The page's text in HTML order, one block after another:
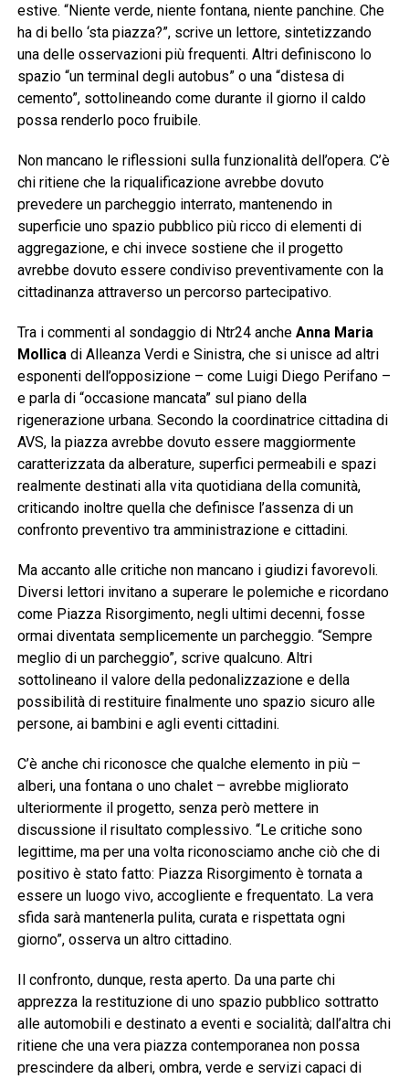
estive. “Niente verde, niente fontana, niente panchine. Che
ha di bello ‘sta piazza?”, scrive un lettore, sintetizzando
una delle osservazioni più frequenti. Altri definiscono lo
spazio “un terminal degli autobus” o una “distesa di
cemento”, sottolineando come durante il giorno il caldo
possa renderlo poco fruibile.
Non mancano le riflessioni sulla funzionalità dell’opera. C’è
chi ritiene che la riqualificazione avrebbe dovuto
prevedere un parcheggio interrato, mantenendo in
superficie uno spazio pubblico più ricco di elementi di
aggregazione, e chi invece sostiene che il progetto
avrebbe dovuto essere condiviso preventivamente con la
cittadinanza attraverso un percorso partecipativo.
Tra i commenti al sondaggio di Ntr24 anche Anna Maria
Mollicadi Alleanza Verdi e Sinistra, che si unisce ad altri
esponenti dell’opposizione – come Luigi Diego Perifano –
e parla di “occasione mancata” sul piano della
rigenerazione urbana. Secondo la coordinatrice cittadina di
AVS, la piazza avrebbe dovuto essere maggiormente
caratterizzata da alberature, superfici permeabili e spazi
realmente destinati alla vita quotidiana della comunità,
criticando inoltre quella che definisce l’assenza di un
confronto preventivo tra amministrazione e cittadini.
Ma accanto alle critiche non mancano i giudizi favorevoli.
Diversi lettori invitano a superare le polemiche e ricordano
come Piazza Risorgimento, negli ultimi decenni, fosse
ormai diventata semplicemente un parcheggio. “Sempre
meglio di un parcheggio”, scrive qualcuno. Altri
sottolineano il valore della pedonalizzazione e della
possibilità di restituire finalmente uno spazio sicuro alle
persone, ai bambini e agli eventi cittadini.
C’è anche chi riconosce che qualche elemento in più –
alberi, una fontana o uno chalet – avrebbe migliorato
ulteriormente il progetto, senza però mettere in
discussione il risultato complessivo. “Le critiche sono
legittime, ma per una volta riconosciamo anche ciò che di
positivo è stato fatto: Piazza Risorgimento è tornata a
essere un luogo vivo, accogliente e frequentato. La vera
sfida sarà mantenerla pulita, curata e rispettata ogni
giorno”, osserva un altro cittadino.
Il confronto, dunque, resta aperto. Da una parte chi
apprezza la restituzione di uno spazio pubblico sottratto
alle automobili e destinato a eventi e socialità; dall’altra chi
ritiene che una vera piazza contemporanea non possa
prescindere da alberi, ombra, verde e servizi capaci di